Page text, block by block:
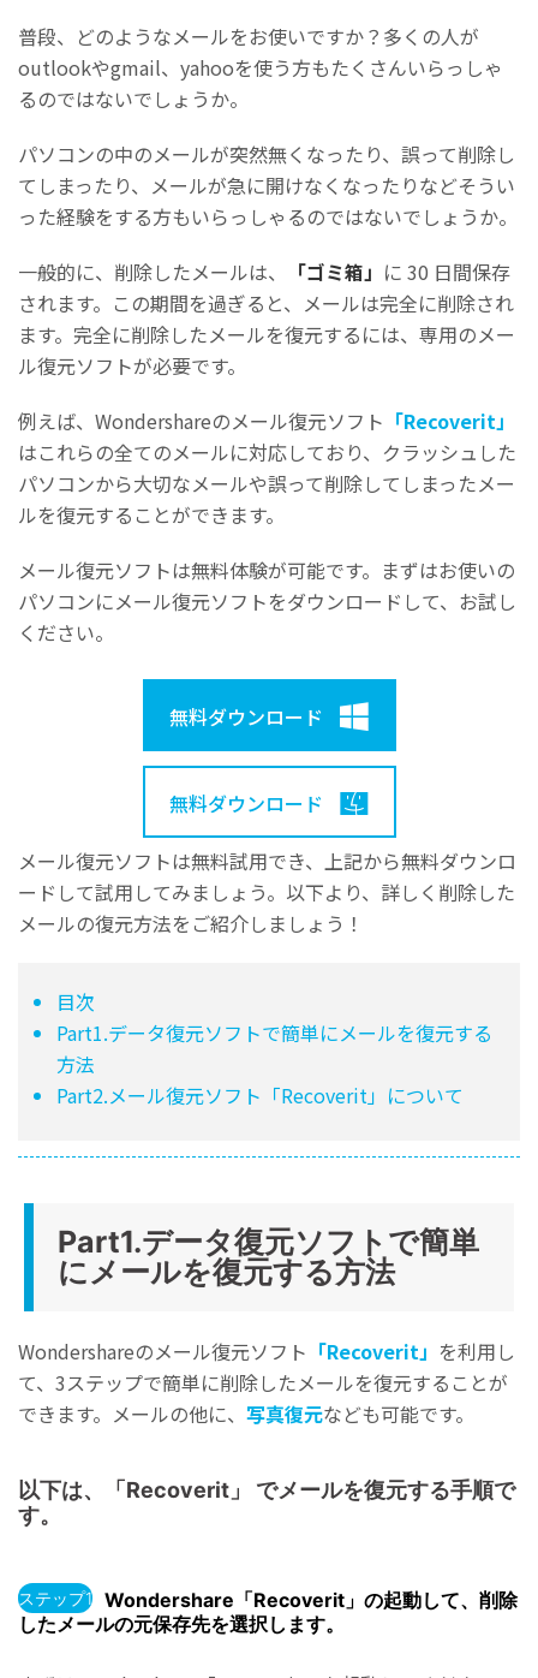
普段、どのようなメールをお使いですか？多くの人が
outlookやgmail、yahooを使う方もたくさんいらっしゃ
るのではないでしょうか。
パソコンの中のメールが突然無くなったり、誤って削除し
てしまったり、メールが急に開けなくなったりなどそうい
った経験をする方もいらっしゃるのではないでしょうか。
一般的に、削除したメールは、
「ゴミ箱」 に 30 日間保存
されます。この期間を過ぎると、メールは完全に削除され
ます。完全に削除したメールを復元するには、専用のメー
ル復元ソフトが必要です。
例えば、Wondershareのメール復元ソフト 「Recoverit」
はこれらの全てのメールに対応しており、クラッシュした
パソコンから大切なメールや誤って削除してしまったメー
ルを復元することができます。
メール復元ソフトは無料体験が可能です。まずはお使いの
パソコンにメール復元ソフトをダウンロードして、お試し
ください。
無料ダウンロード
無料ダウンロード
メール復元ソフトは無料試用でき、上記から無料ダウンロ
ードして試用してみましょう。以下より、詳しく削除した
メールの復元方法をご紹介しましょう！
目次
Part1.データ復元ソフトで簡単にメールを復元する
方法
Part2.メール復元ソフト「Recoverit」について
Part1.データ復元ソフトで簡単
にメールを復元する方法
Wondershareのメール復元ソフト 「Recoverit」 を利用し
て、3ステップで簡単に削除したメールを復元することが
できます。メールの他に、 写真復元なども可能です。
以下は、「Recoverit」 でメールを復元する手順で
す。
ステップ1 Wondershare「Recoverit」の起動して、削除
したメールの元保存先を選択します。